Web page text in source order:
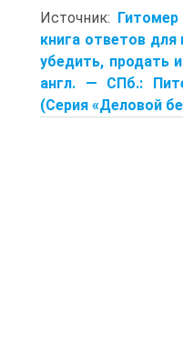
Источник:
книга ответов для
убедить, продать
англ. — СПб.:
(Серия «Деловой